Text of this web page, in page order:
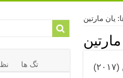
یان مارتین
تگ ها